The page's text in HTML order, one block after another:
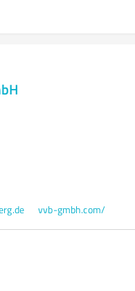
vvb-gmbh.com/